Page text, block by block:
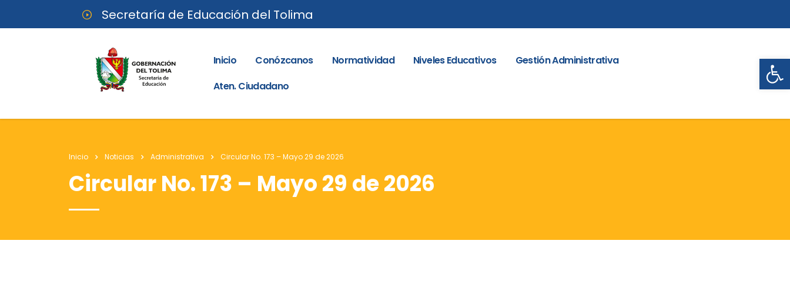
Secretaría de Educación del Tolima
Inicio Conózcanos Normatividad Niveles Educativos
Gestión Administrativa
Aten. Ciudadano
Inicio Noticias Administrativa Circular No. 173 – Mayo 29 de 2026
Circular No. 173 – Mayo 29 de 2026